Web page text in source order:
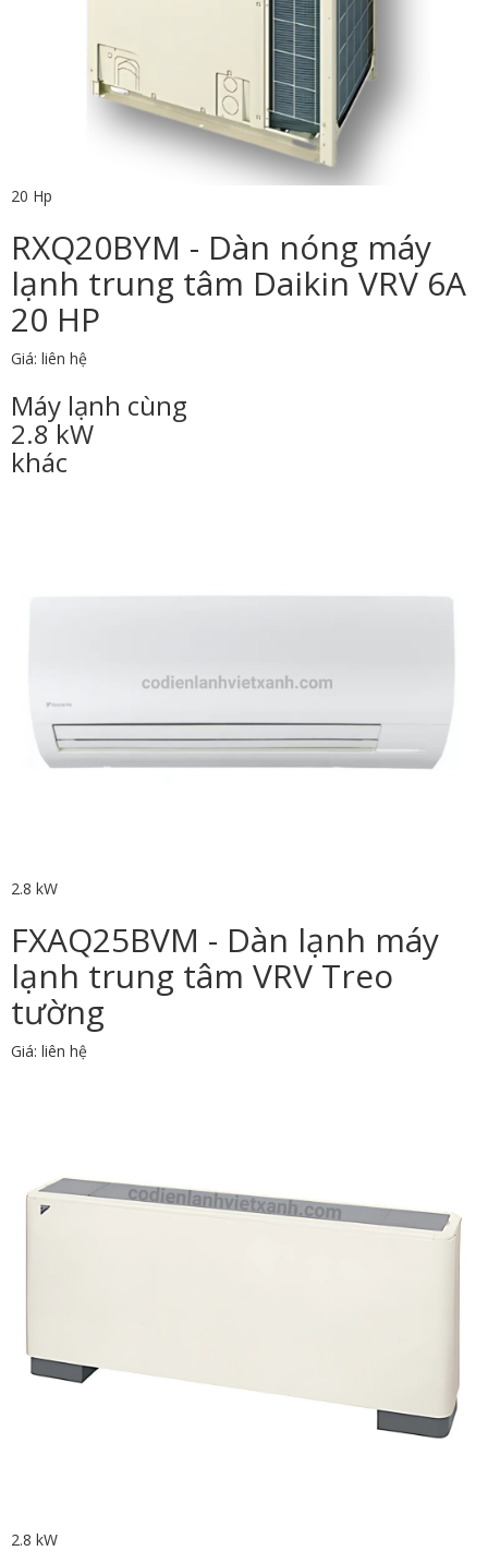
20 Hp
RXQ20BYM - Dàn nóng máy
lạnh trung tâm Daikin VRV 6A
20 HP
Giá: liên hệ
Máy lạnh cùng
2.8 kW
khác
2.8 kW
FXAQ25BVM - Dàn lạnh máy
lạnh trung tâm VRV Treo
tường
Giá: liên hệ
2.8 kW